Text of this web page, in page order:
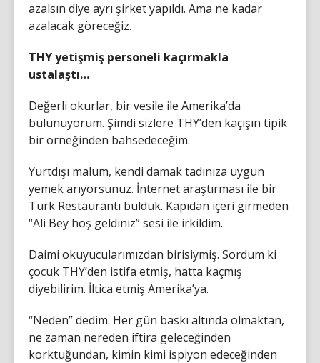
azalsın diye ayrı şirket yapıldı. Ama ne kadar
azalacak göreceğiz.
THY yetişmiş personeli kaçırmakla
ustalaştı…
Değerli okurlar, bir vesile ile Amerika’da
bulunuyorum. Şimdi sizlere THY’den kaçışın tipik
bir örneğinden bahsedeceğim.
Yurtdışı malum, kendi damak tadınıza uygun
yemek arıyorsunuz. İnternet araştırması ile bir
Türk Restaurantı bulduk. Kapıdan içeri girmeden
“Ali Bey hoş geldiniz” sesi ile irkildim.
Daimi okuyucularımızdan birisiymiş. Sordum ki
çocuk THY’den istifa etmiş, hatta kaçmış
diyebilirim. İltica etmiş Amerika’ya.
“Neden” dedim. Her gün baskı altında olmaktan,
ne zaman nereden iftira geleceğinden
korktuğundan, kimin kimi ispiyon edeceğinden